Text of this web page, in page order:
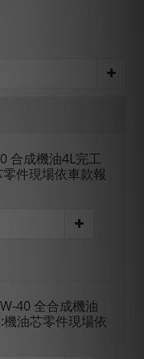
合成機油4L完工
件現場依車款報
40 全合成機油
油芯零件現場依